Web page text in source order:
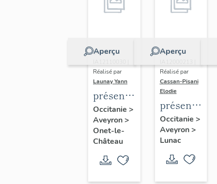
Aperçu
Dossier
Réalisé par
Launay Yann
présentation
de la
commune
d'Onet-
Château
Occitanie >
Aveyron>
Onet-le-
Château
Aperçu
Dossier
Réalisé par
Cassan-Pisani
Elodie
de l'aire
d'étude
Occitanie >
Aveyron>
Lunac